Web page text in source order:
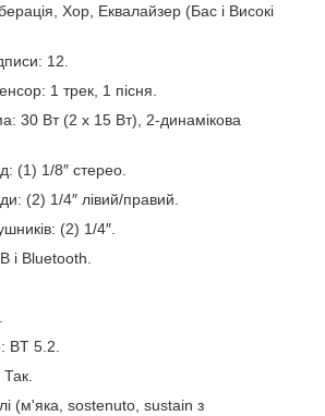
Хор, Еквалайзер (Бас і Високі
12.
1 трек, 1 пісня.
30 Вт (2 x 15 Вт), 2-динамікова
(1) 1/8″ стерео.
(2) 1/4″ лівий/правий.
(2) 1/4″.
і Bluetooth.
BT 5.2.
(м'яка, sostenuto, sustain з